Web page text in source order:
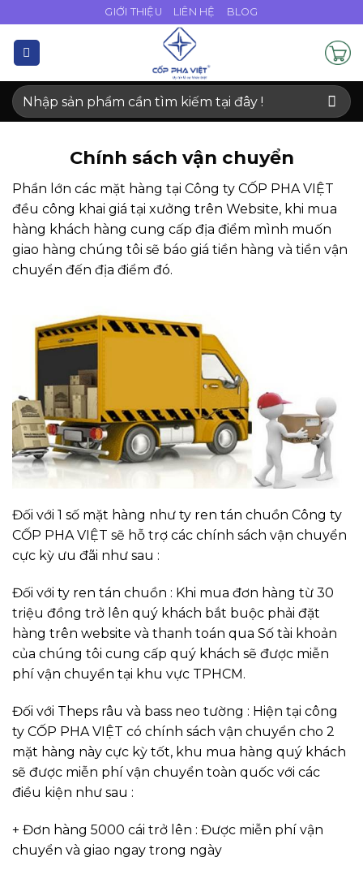
dung
GIỚI THIỆU LIÊN HỆ BLOG
Tìm
kiếm:
Chính sách vận chuyển
Phần lớn các mặt hàng tại Công ty CỐP PHA VIỆT
đều công khai giá tại xưởng trên Website, khi mua
hàng khách hàng cung cấp địa điểm mình muốn
giao hàng chúng tôi sẽ báo giá tiền hàng và tiền vận
chuyển đến địa điểm đó.
Đối với 1 số mặt hàng như ty ren tán chuồn Công ty
CỐP PHA VIỆT sẽ hỗ trợ các chính sách vận chuyển
cực kỳ ưu đãi như sau :
Đối với ty ren tán chuồn : Khi mua đơn hàng từ 30
triệu đồng trở lên quý khách bắt buộc phải đặt
hàng trên website và thanh toán qua Số tài khoản
của chúng tôi cung cấp quý khách sẽ được miễn
phí vận chuyển tại khu vực TPHCM.
Đối với Theps râu và bass neo tường : Hiện tại công
ty CỐP PHA VIỆT có chính sách vận chuyển cho 2
mặt hàng này cực kỳ tốt, khu mua hàng quý khách
sẽ được miễn phí vận chuyển toàn quốc với các
điều kiện như sau :
+ Đơn hàng 5000 cái trở lên : Được miễn phí vận
chuyển và giao ngay trong ngày